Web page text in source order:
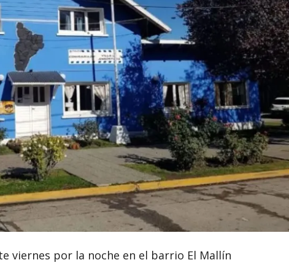
viernes por la noche en el barrio El Mallín